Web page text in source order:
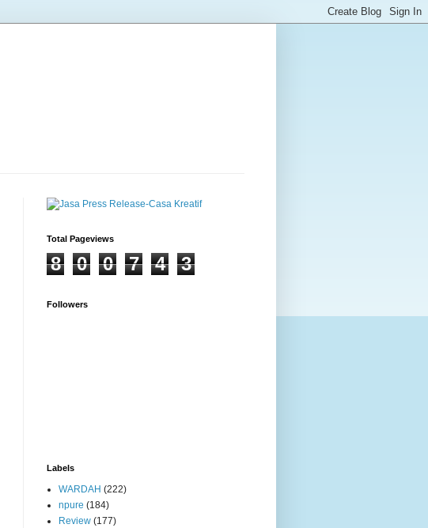
Total Pageviews
8 0 0 7 4 3
Followers
Labels
WARDAH (222)
npure (184)
Review (177)